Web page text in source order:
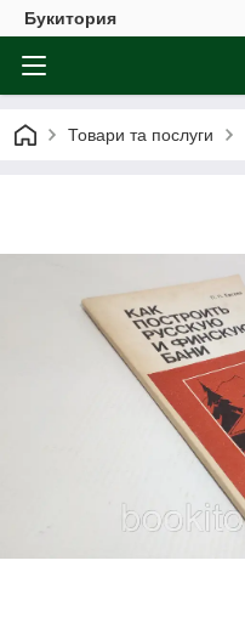
Букитория
Товари та послуги